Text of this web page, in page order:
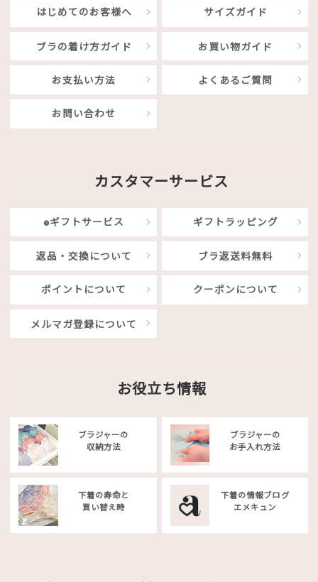
はじめてのお客様へ サイズガイド
ブラの着け方ガイド お買い物ガイド
お支払い方法 よくあるご質問
お問い合わせ
カスタマーサービス
eギフトサービス ギフトラッピング
返品・交換について ブラ返送料無料
ポイントについて クーポンについて
メルマガ登録について
お役立ち情報
ブラジャーの
収納方法
ブラジャーの
お手入れ方法
下着の寿命と
買い替え時
下着の情報ブログ
エメキュン